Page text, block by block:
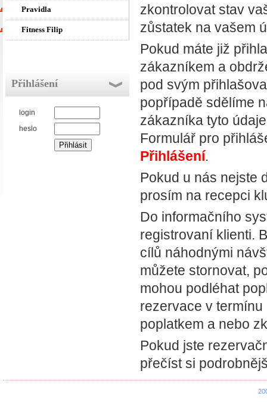
Pravidla
Fitness Filip
Přihlášení
login
heslo
zkontrolovat stav
zůstatek na vašem
Pokud máte již
zákazníkem a
pod svým
popřípadě sdělíme
zákazníka tyto
Formulář pro
Přihlášení.
Pokud u nás nejste
prosím na recepci
Do informačního
registrovaní klienti.
cílů náhodnými
můžete stornovat,
mohou podléhat
rezervace v
poplatkem a nebo
Pokud jste
přečíst si